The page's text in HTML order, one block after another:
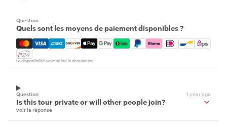
Question
Quels sont les moyens de paiement disponibles ?
Mastercard, Visa, Amex, Discover, Apple Pay, Google
La disponibilité varie selon la destination
Question 1 year ago
Is this tour private or will other people join?
voir la réponse